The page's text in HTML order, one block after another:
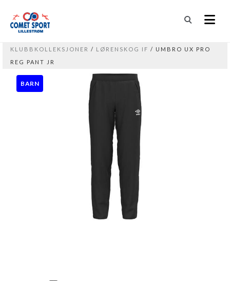
KLUBBKOLLEKSJONER / LØRENSKOG IF / UMBRO UX PRO
REG PANT JR
BARN